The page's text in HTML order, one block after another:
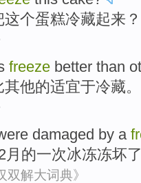
这个蛋糕冷藏起来？
freeze better than
其他的适宜于冷藏。
damaged by a
月的一次冰冻冻坏
双解大词典》